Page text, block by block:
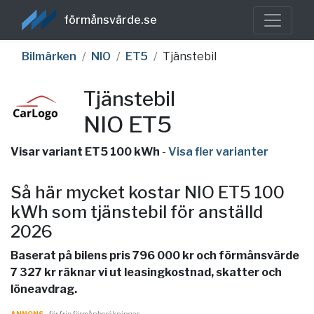
förmånsvärde.se
Bilmärken NIO ET5 Tjänstebil
Tjänstebil
NIO ET5
Visar variant ET5 100 kWh - Visa fler varianter
Så här mycket kostar NIO ET5 100
kWh som tjänstebil för anställd
2026
Baserat på bilens pris 796 000 kr och förmånsvärde
7 327 kr räknar vi ut leasingkostnad, skatter och
löneavdrag.